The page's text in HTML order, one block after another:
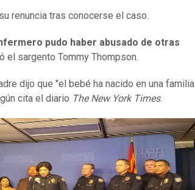
renuncia tras conocerse el caso.
pudo haber abusado de otras
el sargento Tommy Thompson.
dijo que "el bebé ha nacido en una familia
cita el diario The New York Times.